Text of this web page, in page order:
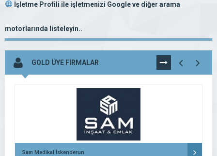
İşletme Profili ile işletmenizi Google ve diğer arama
motorlarında listeleyin..
GOLD ÜYE FİRMALAR TÜMÜNÜ
GÖR
Sam Medikal İskenderun